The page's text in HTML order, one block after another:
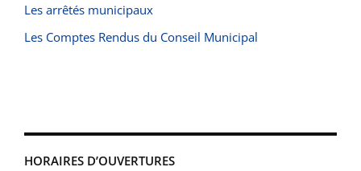
Les arrêtés municipaux
Les Comptes Rendus du Conseil Municipal
HORAIRES D’OUVERTURES